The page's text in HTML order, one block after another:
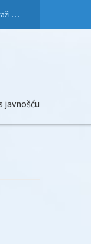
javnošću